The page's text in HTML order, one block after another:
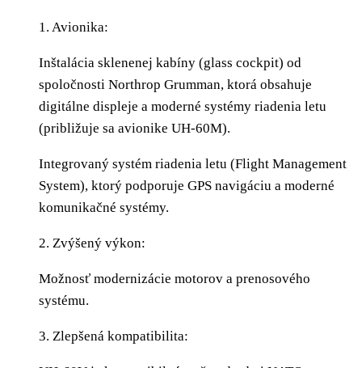
1. Avionika:
Inštalácia sklenenej kabíny (glass cockpit) od
spoločnosti Northrop Grumman, ktorá obsahuje
digitálne displeje a moderné systémy riadenia letu
(približuje sa avionike UH-60M).
Integrovaný systém riadenia letu (Flight Management
System), ktorý podporuje GPS navigáciu a moderné
komunikačné systémy.
2. Zvýšený výkon:
Možnosť modernizácie motorov a prenosového
systému.
3. Zlepšená kompatibilita: